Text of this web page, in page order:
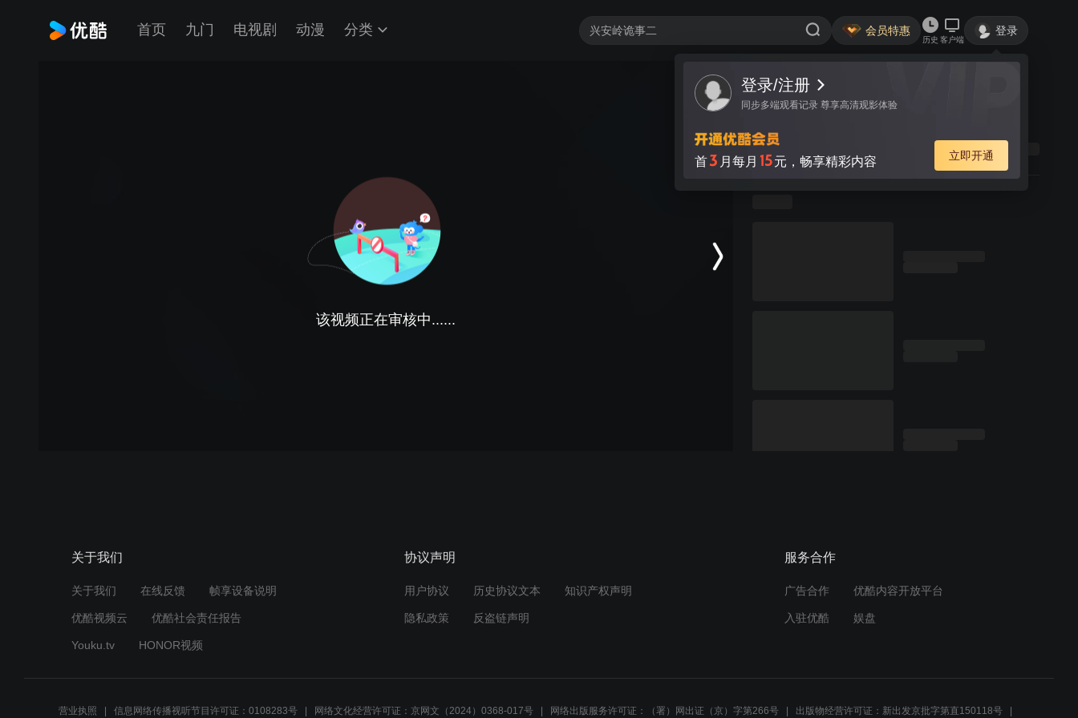
首页 九门 电视剧 动漫 分类 会员特惠
历史 客户端
登录
登录/注册
同步多端观看记录 尊享高清观影体验
首3 月每月 15元，畅享精彩内容 立即开通
该视频正在审核中......
关于我们
关于我们 在线反馈 帧享设备说明
优酷视频云 优酷社会责任报告
Youku.tv HONOR视频
协议声明
用户协议 历史协议文本 知识产权声明
隐私政策 反盗链声明
服务合作
广告合作 优酷内容开放平台
入驻优酷 娱盘
营业执照 信息网络传播视听节目许可证：0108283号 网络文化经营许可证：京网文（2024）0368-017号 网络出版服务许可证：（署）网出证（京）字第266号 出版物经营许可证：新出发京批字第直150118号